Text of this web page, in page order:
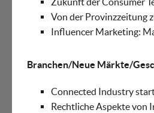
Von der Provinzzeitung
Influencer Marketing:
Branchen/Neue Märkte/
Connected Industry
Rechtliche Aspekte von